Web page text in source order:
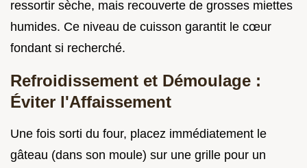
ressortir sèche, mais recouverte de grosses miettes
humides. Ce niveau de cuisson garantit le cœur
fondant si recherché.
Refroidissement et Démoulage :
Éviter l'Affaissement
Une fois sorti du four, placez immédiatement le
gâteau (dans son moule) sur une grille pour un